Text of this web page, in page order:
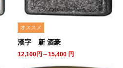
オススメ
漢字 新 酒豪
12,100円～15,400 円